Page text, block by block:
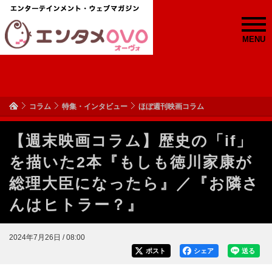
MENU
コラム 特集・インタビュー ほぼ週刊映画コラム
【週末映画コラム】歴史の「if」
を描いた2本『もしも徳川家康が
総理大臣になったら』／『お隣さ
んはヒトラー？』
2024年7月26日 / 08:00
送る
シェア
ポスト